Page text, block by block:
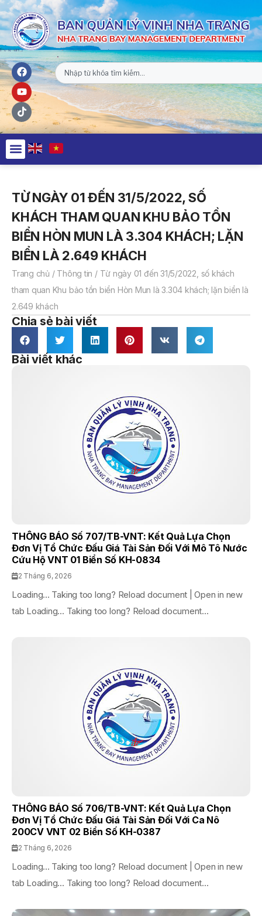
TỪ NGÀY 01 ĐẾN 31/5/2022, SỐ
KHÁCH THAM QUAN KHU BẢO TỒN
BIỂN HÒN MUN LÀ 3.304 KHÁCH; LẶN
BIỂN LÀ 2.649 KHÁCH
Trang chủ / Thông tin / Từ ngày 01 đến 31/5/2022, số khách
tham quan Khu bảo tồn biển Hòn Mun là 3.304 khách; lặn biển là
2.649 khách
Chia sẻ bài viết
Bài viết khác
THÔNG BÁO Số 707/TB-VNT: Kết Quả Lựa Chọn
Đơn Vị Tổ Chức Đấu Giá Tài Sản Đối Với Mô Tô Nước
Cứu Hộ VNT 01 Biển Số KH-0834
2 Tháng 6, 2026
Loading... Taking too long? Reload document | Open in new
tab Loading... Taking too long? Reload document...
THÔNG BÁO Số 706/TB-VNT: Kết Quả Lựa Chọn
Đơn Vị Tổ Chức Đấu Giá Tài Sản Đối Với Ca Nô
200CV VNT 02 Biển Số KH-0387
2 Tháng 6, 2026
Loading... Taking too long? Reload document | Open in new
tab Loading... Taking too long? Reload document...